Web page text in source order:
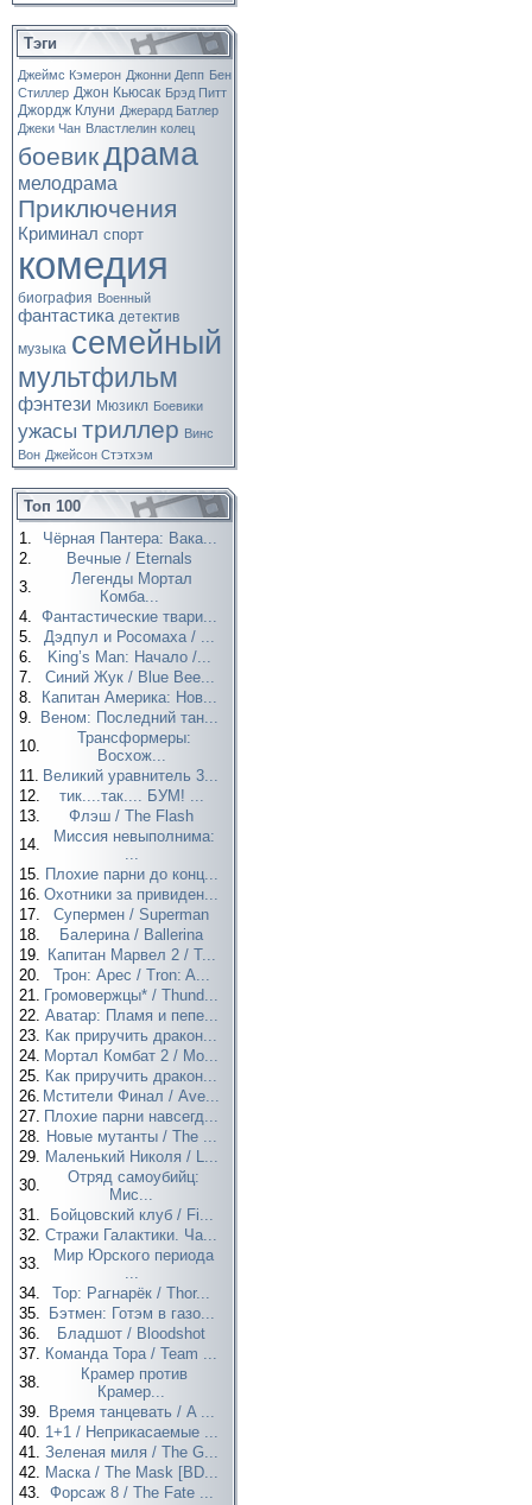
Тэги
Джеймс Кэмерон Джонни Депп Бен
Стиллер Джон Кьюсак Брэд Питт
Джордж Клуни Джерард Батлер
Джеки Чан Властлелин колец
боевикдрама
мелодрама
Приключения
Криминал спорт
комедия
биография Военный
фантастика детектив
музыка семейный
мультфильм
фэнтези Мюзикл Боевики
ужасы триллер Винс
Вон Джейсон Стэтхэм
Топ 100
1.
Чёрная Пантера: Вака...
2.
Вечные / Eternals
3.
Легенды Мортал
Комба...
4. Фантастические твари...
5.
Дэдпул и Росомаха / ...
6.
King’s Man: Начало /...
7.
Синий Жук / Blue Bee...
8.
Капитан Америка: Нов...
9.
Веном: Последний тан...
10.
Трансформеры:
Восхож...
11. Великий уравнитель 3...
12.
тик....так.... БУМ! ...
13.
Флэш / The Flash
14.
Миссия невыполнима:
...
15. Плохие парни до конц...
16. Охотники за привиден...
17.
Супермен / Superman
18.
Балерина / Ballerina
19. Капитан Марвел 2 / T...
20.
Трон: Арес / Tron: A...
21. Громовержцы* / Thund...
22. Аватар: Пламя и пепе...
23. Как приручить дракон...
24. Мортал Комбат 2 / Mo...
25. Как приручить дракон...
26. Мстители Финал / Ave...
27. Плохие парни навсегд...
28. Новые мутанты / The ...
29. Маленький Николя / L...
30.
Отряд самоубийц:
Мис...
31.
Бойцовский клуб / Fi...
32. Стражи Галактики. Ча...
33.
Мир Юрского периода
...
34.
Тор: Рагнарёк / Thor...
35.
Бэтмен: Готэм в газо...
36.
Бладшот / Bloodshot
37. Команда Тора / Team ...
38.
Крамер против
Крамер...
39.
Время танцевать / A ...
40. 1+1 / Неприкасаемые ...
41. Зеленая миля / The G...
42. Маска / The Mask [BD...
43. Форсаж 8 / The Fate ...